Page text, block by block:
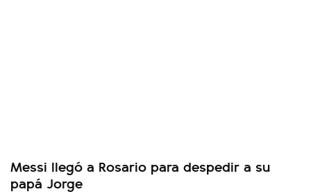
Messi llegó a Rosario para despedir a su
papá Jorge